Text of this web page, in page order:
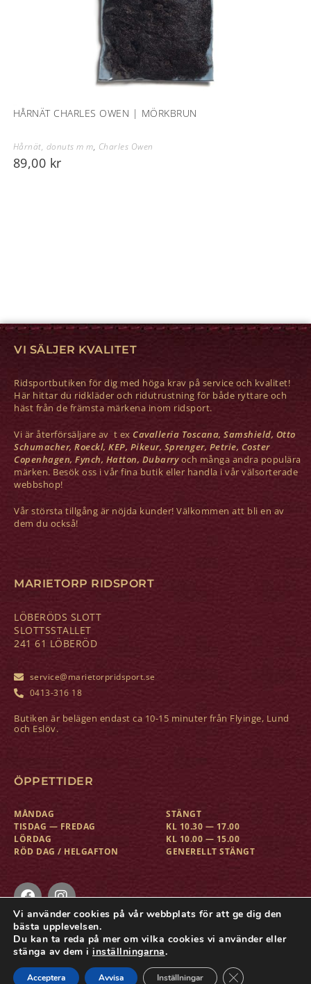
HÅRNÄT CHARLES OWEN | MÖRKBRUN
Hårnät, donuts m m, Charles Owen
89,00 kr
VI SÄLJER KVALITET
Ridsportbutiken för dig med höga krav på service och kvalitet!
Här hittar du ridkläder och ridutrustning för både ryttare och
häst från de främsta märkena inom ridsport.
Vi är återförsäljare av t ex Cavalleria Toscana, Samshield, Otto
Schumacher, Roeckl, KEP, Pikeur, Sprenger, Petrie, Coster
Copenhagen, Fynch, Hatton, Dubarryoch många andra populära
märken. Besök oss i vår fina butik eller handla i vår välsorterade
webbshop!
Vår största tillgång är nöjda kunder! Välkommen att bli en av
dem du också!
MARIETORP RIDSPORT
LÖBERÖDS SLOTT
SLOTTSSTALLET
241 61 LÖBERÖD
service@marietorpridsport.se
0413-316 18
Butiken är belägen endast ca 10-15 minuter från Flyinge, Lund
och Eslöv.
ÖPPETTIDER
MÅNDAG
TISDAG — FREDAG
LÖRDAG
RÖD DAG / HELGAFTON
STÄNGT
KL 10.30 — 17.00
KL 10.00 — 15.00
GENERELLT STÄNGT
COPYRIGHT © MARIETORP RIDSPORT
KONTAKTKÖPVILLKORBYTEN OCH RETURER
Vi använder cookies på vår webbplats för att ge dig den
bästa upplevelsen.
Du kan ta reda på mer om vilka cookies vi använder eller
stänga av dem i inställningarna.
Acceptera Avvisa Inställningar Close GDPR